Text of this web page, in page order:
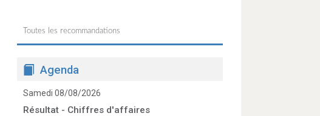
Toutes les recommandations
Agenda
Samedi 08/08/2026
Résultat - Chiffres d'affaires